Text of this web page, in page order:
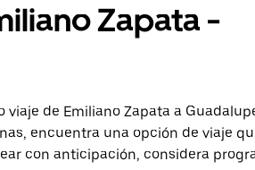
Zapata -
de Emiliano Zapata a
encuentra una opción de viaje
con anticipación, considera